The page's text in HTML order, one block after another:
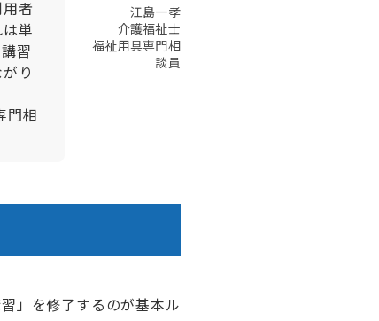
江島一孝
介護福祉士
福祉用具専門相
談員
者
単
習
り
門相
」を修了するのが基本ル